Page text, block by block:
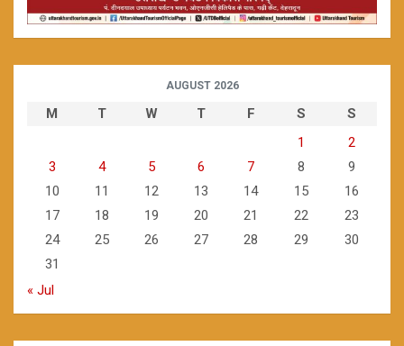
AUGUST 2026
M T W T F S
S
1
2
3
4 5 6 7 8
9
10
11 12 13 14 15
16
17
18 19 20 21 22
23
24
25 26 27 28 29
30
31
« Jul